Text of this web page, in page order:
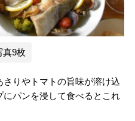
真9枚
りやトマトの旨味が溶け込
パンを浸して食べるとこれ